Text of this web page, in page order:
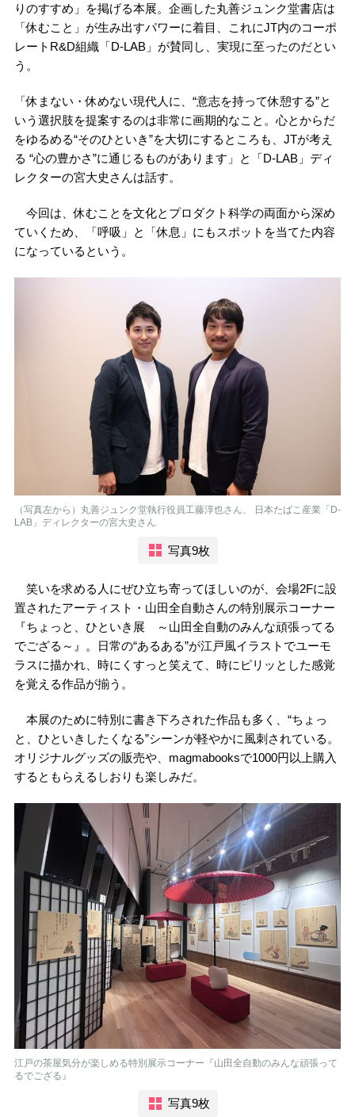
りのすすめ」を掲げる本展。企画した丸善ジュンク堂書店は
「休むこと」が生み出すパワーに着目、これにJT内のコーポ
レートR&D組織「D-LAB」が賛同し、実現に至ったのだとい
う。
「休まない・休めない現代人に、“意志を持って休憩する”と
いう選択肢を提案するのは非常に画期的なこと。心とからだ
をゆるめる“そのひといき”を大切にするところも、JTが考え
る “心の豊かさ”に通じるものがあります」と「D-LAB」ディ
レクターの宮大史さんは話す。
今回は、休むことを文化と プロダクト科学の両面から深め
ていくため、「呼吸」と「休息」にもスポットを当てた内容
になっているという。
（写真左から）丸善ジュンク堂執行役員工藤淳也さん、 日本たばこ産業「D-
LAB」ディレクターの宮大史さん
写真9枚
笑いを求める人にぜひ立ち寄ってほしいのが、会場2Fに設
置されたアーティスト・山田全自動さんの特別展示コーナー
『ちょっと、ひといき展 ～山田全自動のみんな頑張ってる
でござる～』。日常の“あるある”が江戸風イラストでユーモ
ラスに描かれ、時にくすっと笑えて、時にピリッとした感覚
を覚える作品が揃う。
本展のために特別に書き下ろされた作品も多く、“ちょっ
と、ひといきしたくなる”シーンが軽やかに風刺されている。
オリジナルグッズの販売や、magmabooksで1000円以上購入
するともらえるしおりも楽しみだ。
江戸の茶屋気分が楽しめる特別展示コーナー『山田全自動のみんな頑張って
るでござる』
写真9枚